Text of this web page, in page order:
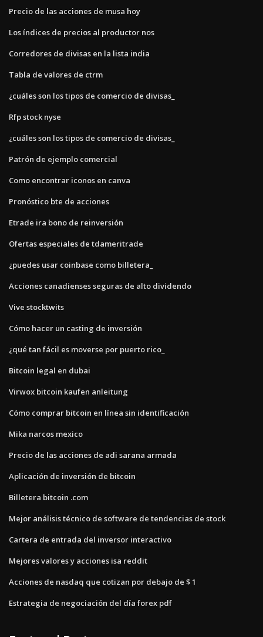
Precio de las acciones de musa hoy
Los índices de precios al productor nos
Corredores de divisas en la lista india
Tabla de valores de ctrm
¿cuáles son los tipos de comercio de divisas_
Rfp stock nyse
¿cuáles son los tipos de comercio de divisas_
Patrón de ejemplo comercial
Como encontrar iconos en canva
Pronóstico bte de acciones
Etrade ira bono de reinversión
Ofertas especiales de tdameritrade
¿puedes usar coinbase como billetera_
Acciones canadienses seguras de alto dividendo
Vive stocktwits
Cómo hacer un casting de inversión
¿qué tan fácil es moverse por puerto rico_
Bitcoin legal en dubai
Virwox bitcoin kaufen anleitung
Cómo comprar bitcoin en línea sin identificación
Mika narcos mexico
Precio de las acciones de adi sarana armada
Aplicación de inversión de bitcoin
Billetera bitcoin .com
Mejor análisis técnico de software de tendencias de stock
Cartera de entrada del inversor interactivo
Mejores valores y acciones isa reddit
Acciones de nasdaq que cotizan por debajo de $ 1
Estrategia de negociación del día forex pdf